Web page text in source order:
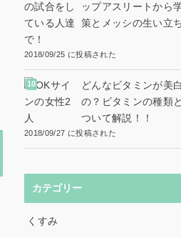
ップアスリートから
策とメッシの生い立
で！
2018/09/25 に投稿された
どんなビタミンが美
の？ビタミンの種類
ついて解説！！
2018/09/27 に投稿された
カテゴリー
くすみ